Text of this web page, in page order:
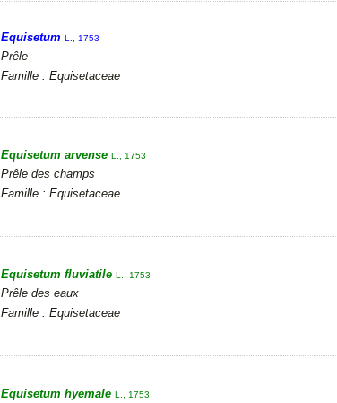
EquisetumL., 1753
Prêle
Famille : Equisetaceae
Equisetum arvenseL., 1753
Prêle des champs
Famille : Equisetaceae
Equisetum fluviatileL., 1753
Prêle des eaux
Famille : Equisetaceae
Equisetum hyemaleL., 1753